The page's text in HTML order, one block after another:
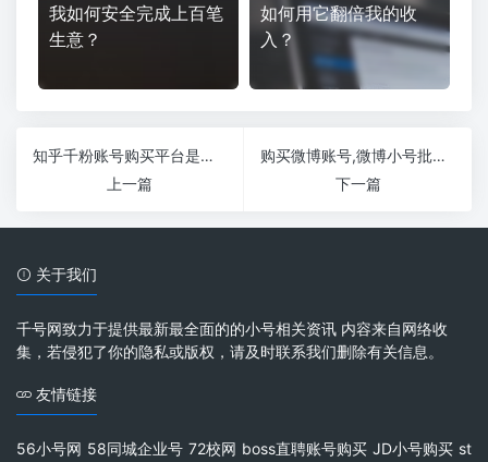
我如何安全完成上百笔
生意？
如何用它翻倍我的收
入？
知乎千粉账号购买平台是真的吗？
上一篇
购买微博账号,微博小号批发平台哪个好？
下一篇
关于我们
千号网致力于提供最新最全面的的小号相关资讯 内容来自网络收
集，若侵犯了你的隐私或版权，请及时联系我们删除有关信息。
友情链接
56小号网 58同城企业号 72校网 boss直聘账号购买 JD小号购买 st